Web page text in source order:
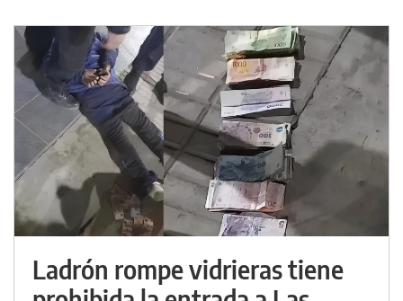
Ladrón rompe vidrieras tiene